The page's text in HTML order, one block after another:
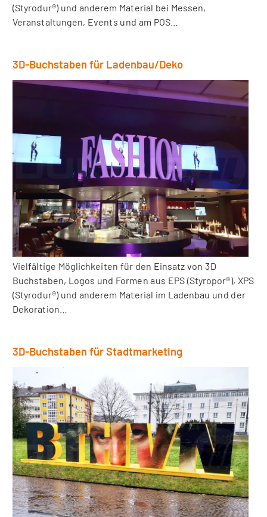
(Styrodur®) und anderem Material bei Messen,
Veranstaltungen, Events und am POS…
3D-Buchstaben für Ladenbau/Deko
Vielfältige Möglichkeiten für den Einsatz von 3D
Buchstaben, Logos und Formen aus EPS (Styropor®), XPS
(Styrodur®) und anderem Material im Ladenbau und der
Dekoration…
3D-Buchstaben für Stadtmarketing